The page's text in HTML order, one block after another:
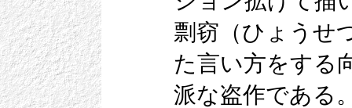
剽窃（ひょうせ
た言い方をする
派な盗作である